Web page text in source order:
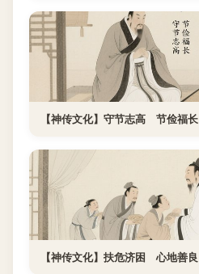
【神传文化】守节志高 节俭福长
【神传文化】扶危济困 心地善良